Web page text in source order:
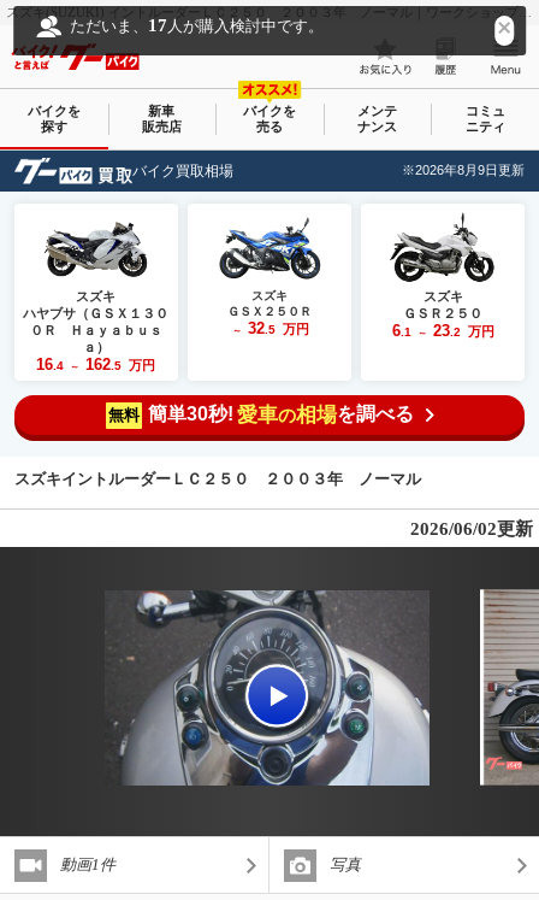
スズキ(SUZUKI) イントルーダーＬＣ２５０ ２００３年 ノーマル｜ワークショップ フィックス｜新車・中古バイクなら【グーバイク(GooBike)】
ただいま、 17 人が購入検討中です。
バイクを
探す
新車
販売店
バイクを
売る
メンテ
ナンス
コミュ
ニティ
バイク買取相場 ※2026年8月9日更新
スズキ
ハヤブサ（ＧＳＸ１３０
０Ｒ Ｈａｙａｂｕｓ
ａ）
16 .4 ～ 162 .5 万円
スズキ
ＧＳＸ２５０Ｒ
～ 32.5 万円
スズキ
ＧＳＲ２５０
6.1 ～ 23.2 万円
無料 簡単30秒! 愛車の相場を調べる
スズキイントルーダーＬＣ２５０ ２００３年 ノーマル
2026/06/02更新
動画1件 写真